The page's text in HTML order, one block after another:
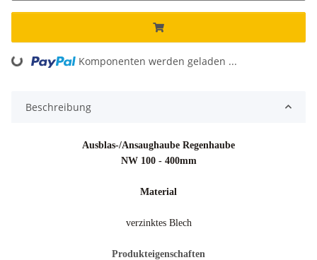
Loading... Komponenten werden geladen ...
Beschreibung
Ausblas-/Ansaughaube Regenhaube
NW 100 - 400mm
Material
verzinktes Blech
Produkteigenschaften